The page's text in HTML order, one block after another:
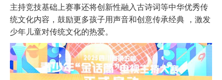
主持竞技基础上赛事还将创新性融入古诗词等中华优秀传
统文化内容，鼓励更多孩子用声音和创意传承经典
，激发
少年儿童对传统文化的热爱。